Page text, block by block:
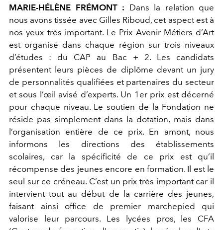
MARIE-HÉLÈNE FRÉMONT : Dans la relation que
nous avons tissée avec Gilles Riboud, cet aspect est à
nos yeux très important. Le Prix Avenir Métiers d’Art
est organisé dans chaque région sur trois niveaux
d’études : du CAP au Bac + 2. Les candidats
présentent leurs pièces de diplôme devant un jury
de personnalités qualifiées et partenaires du secteur
et sous l’œil avisé d’experts. Un 1er prix est décerné
pour chaque niveau. Le soutien de la Fondation ne
réside pas simplement dans la dotation, mais dans
l’organisation entière de ce prix. En amont, nous
informons les directions des établissements
scolaires, car la spécificité de ce prix est qu’il
récompense des jeunes encore en formation. Il est le
seul sur ce créneau. C’est un prix très important car il
intervient tout au début de la carrière des jeunes,
faisant ainsi office de premier marchepied qui
valorise leur parcours. Les lycées pros, les CFA